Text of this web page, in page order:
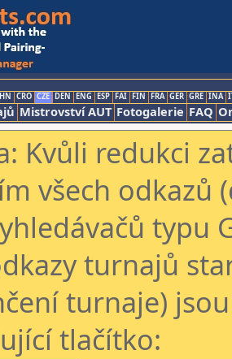
CRO CZE DEN ENG ESP FAI FIN FRA GER GRE INA
Mistrovství AUT Fotogalerie FAQ
Kvůli redukci
všech odkazů
typu
turnajů
turnaje)
tlačítko: